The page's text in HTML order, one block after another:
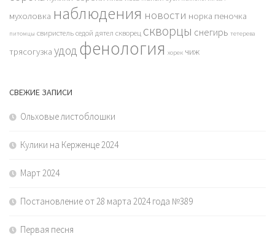
мухоловка наблюдения новости норка пеночка
питомцы свиристельседой дятел скворец скворцы снегирь тетерева
трясогузка удод фенология хорек чиж
СВЕЖИЕ ЗАПИСИ
Ольховые листоблошки
Кулики на Керженце 2024
Март 2024
Постановление от 28 марта 2024 года №389
Первая песня